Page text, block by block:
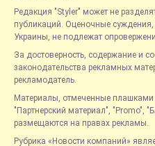
Редакция "Styler" может не
публикаций. Оценочные суждения,
Украины, не подлежат
За достоверность, содержание и
законодательства рекламных
рекламодатель.
Материалы, отмеченные плашками
"Партнерский материал", "Promo",
размещаются на правах рекламы.
Рубрика «Новости компаний»